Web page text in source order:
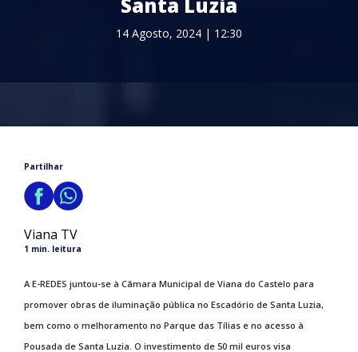
14 Agosto, 2024 | 12:30
Partilhar
Viana TV
1 min. leitura
A E-REDES juntou-se à Câmara Municipal de Viana do Castelo para
promover obras de iluminação pública no Escadório de Santa Luzia,
bem como o melhoramento no Parque das Tílias e no acesso à
Pousada de Santa Luzia. O investimento de 50 mil euros visa